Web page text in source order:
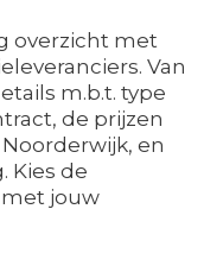
overzicht met
Van
m.b.t. type
de prijzen
en
Kies de
jouw